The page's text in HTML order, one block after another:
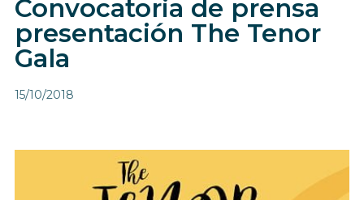
Convocatoria de prensa
presentación The Tenor
Gala
15/10/2018